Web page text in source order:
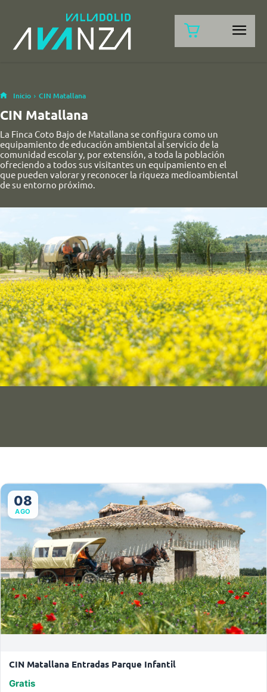
Inicio CIN Matallana
CIN Matallana
La Finca Coto Bajo de Matallana se configura como un
equipamiento de educación ambiental al servicio de la
comunidad escolar y, por extensión, a toda la población
ofreciendo a todos sus visitantes un equipamiento en el
que pueden valorar y reconocer la riqueza medioambiental
de su entorno próximo.
08
AGO
CIN Matallana Entradas Parque Infantil
Gratis